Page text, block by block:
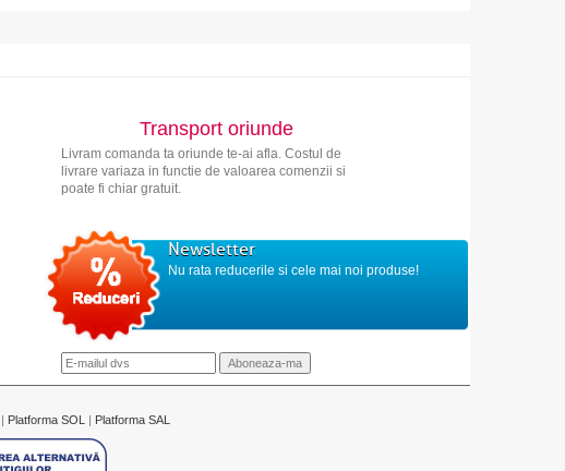
Transport oriunde
Livram comanda ta oriunde te-ai afla. Costul de
livrare variaza in functie de valoarea comenzii si
poate fi chiar gratuit.
Newsletter
Nu rata reducerile si cele mai noi produse!
| Platforma SOL | Platforma SAL